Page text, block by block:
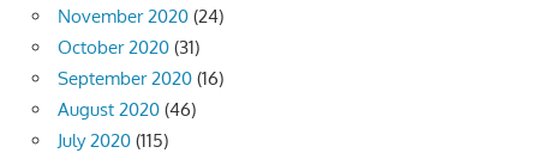
November 2020 (24)
October 2020 (31)
September 2020 (16)
August 2020 (46)
July 2020 (115)